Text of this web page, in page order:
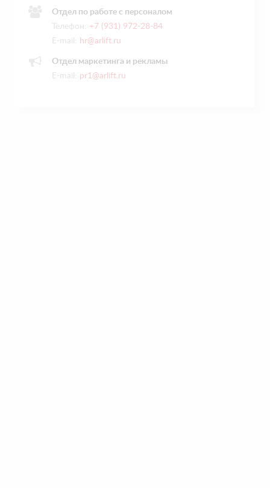
Отдел по работе с персоналом
Телефон: +7 (931) 972-28-84
E-mail: hr@arlift.ru
Отдел маркетинга и рекламы
E-mail: pr1@arlift.ru